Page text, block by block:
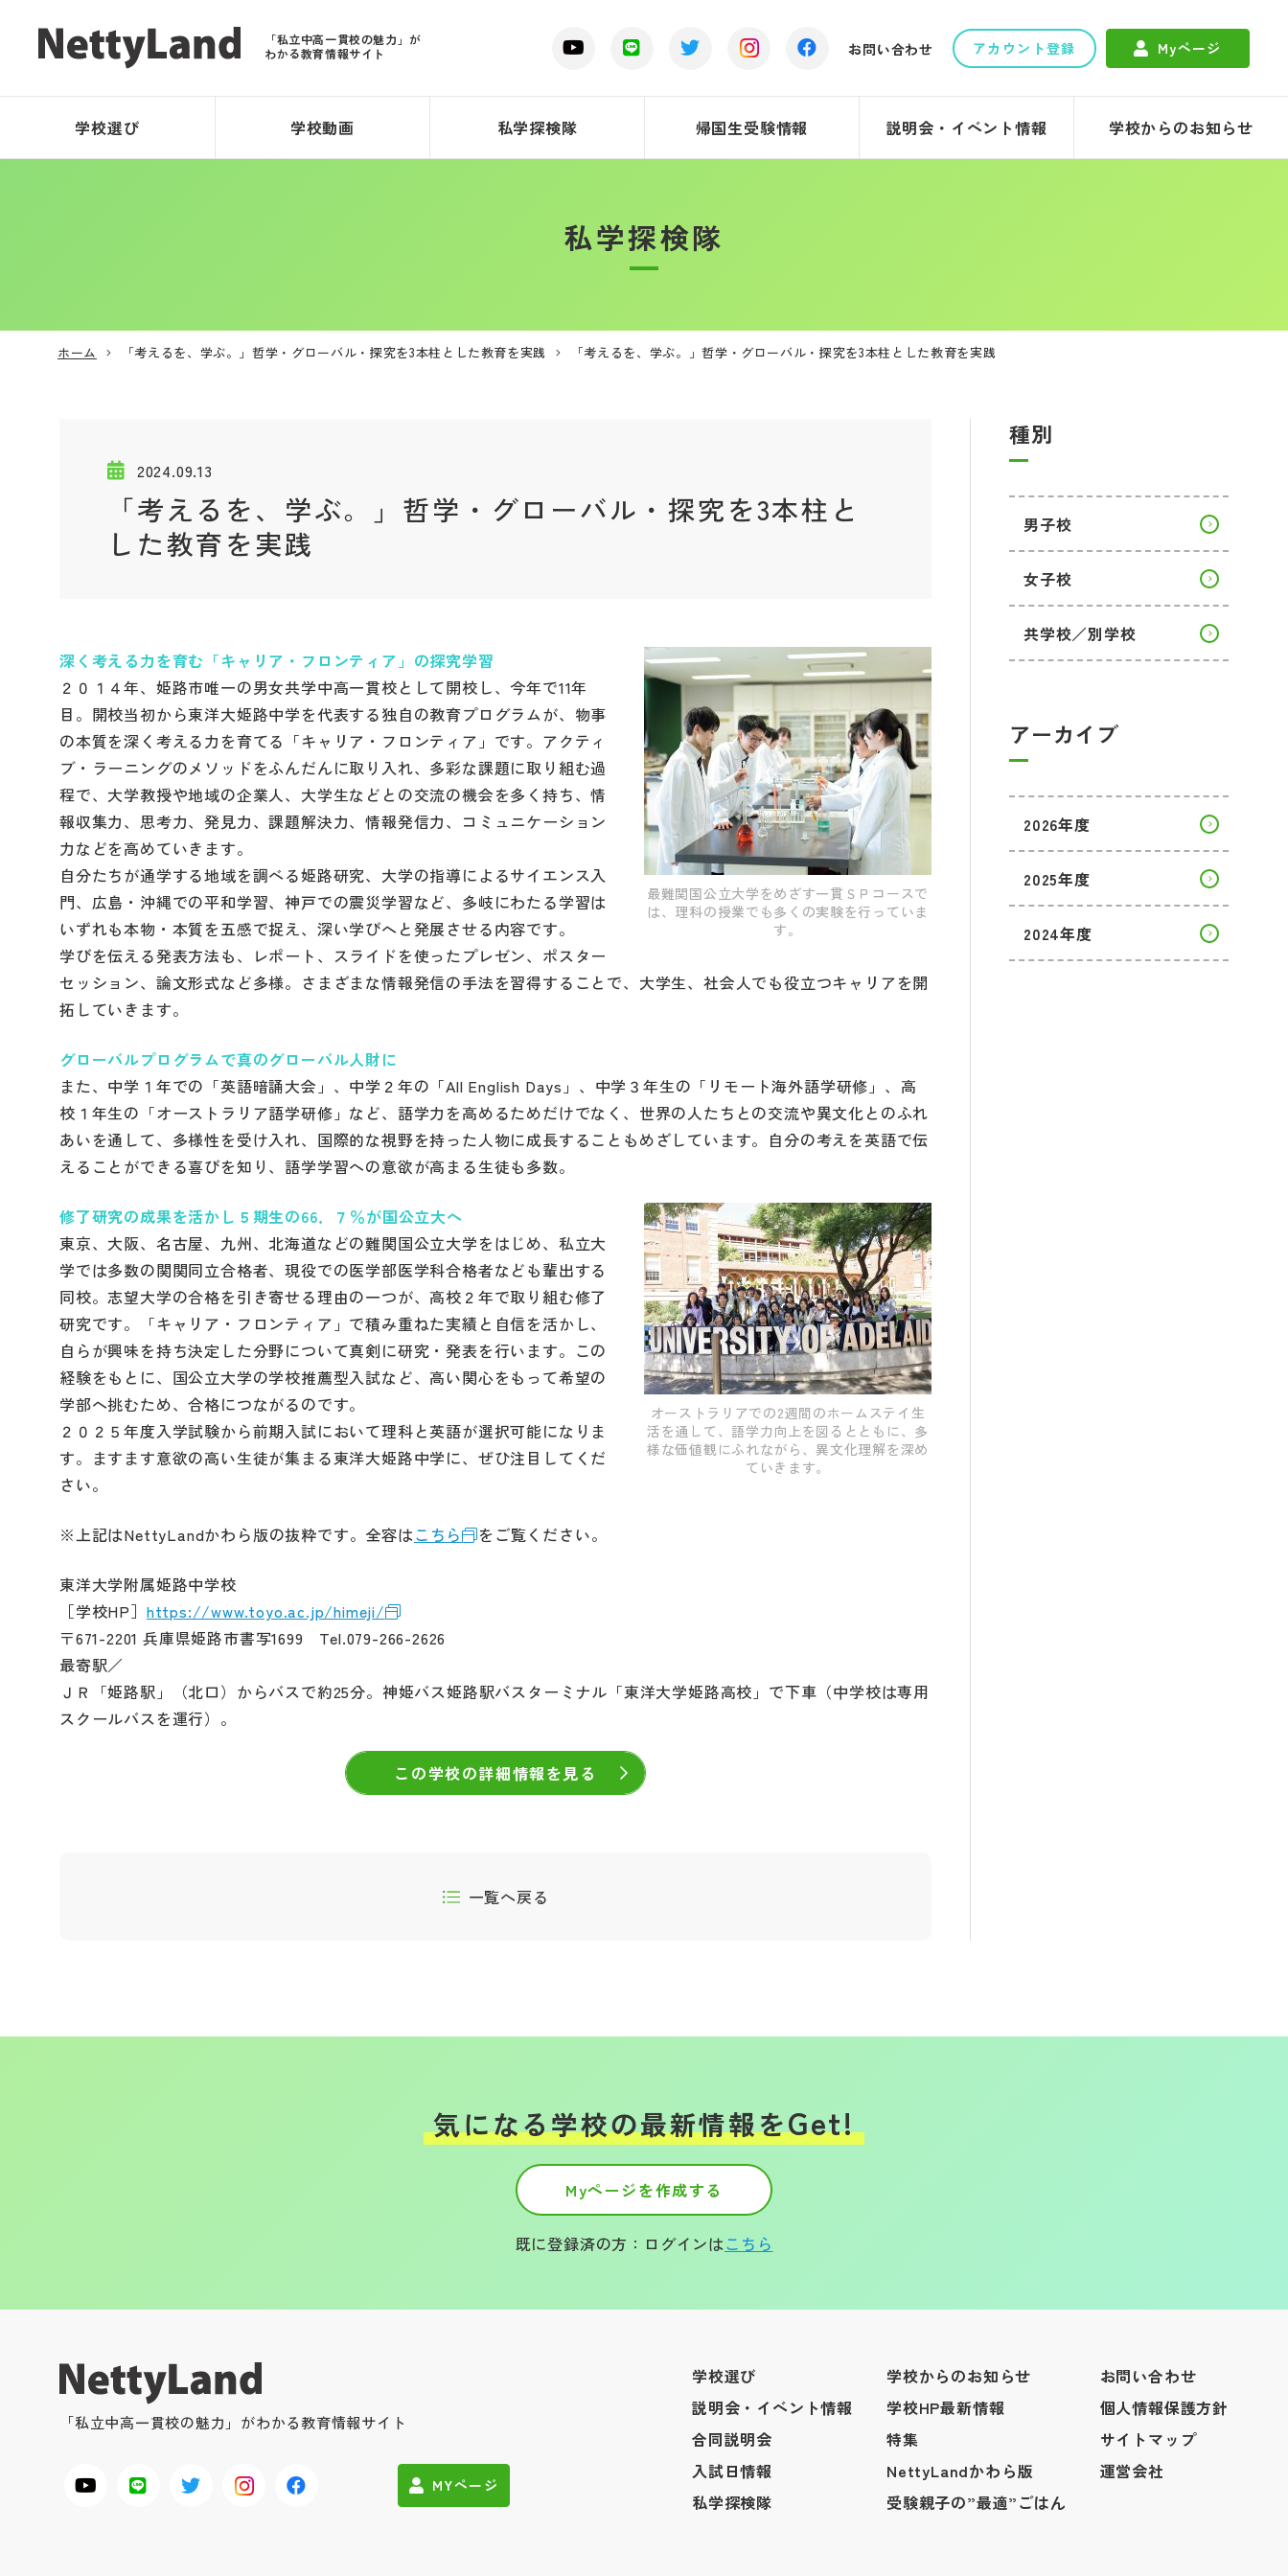
「私立中高一貫校の魅力」が
わかる教育情報サイト
お問い合わせ アカウント登録 Myページ
学校選び 学校動画 私学探検隊 帰国生受験情報 説明会・イベント情報 学校からのお知らせ
私学探検隊
ホーム 「考えるを、学ぶ。」哲学・グローバル・探究を3本柱とした教育を実践 「考えるを、学ぶ。」哲学・グローバル・探究を3本柱とした教育を実践
2024.09.13
「考えるを、学ぶ。」哲学・グローバル・探究を3本柱と
した教育を実践
最難関国公立大学をめざす一貫ＳＰコースで
は、理科の授業でも多くの実験を行っていま
す。
深く考える力を育む「キャリア・フロンティア」の探究学習
２０１４年、姫路市唯一の男女共学中高一貫校として開校し、今年で11年
目。開校当初から東洋大姫路中学を代表する独自の教育プログラムが、物事
の本質を深く考える力を育てる「キャリア・フロンティア」です。アクティ
ブ・ラーニングのメソッドをふんだんに取り入れ、多彩な課題に取り組む過
程で、大学教授や地域の企業人、大学生などとの交流の機会を多く持ち、情
報収集力、思考力、発見力、課題解決力、情報発信力、コミュニケーション
力などを高めていきます。
自分たちが通学する地域を調べる姫路研究、大学の指導によるサイエンス入
門、広島・沖縄での平和学習、神戸での震災学習など、多岐にわたる学習は
いずれも本物・本質を五感で捉え、深い学びへと発展させる内容です。
学びを伝える発表方法も、レポート、スライドを使ったプレゼン、ポスター
セッション、論文形式など多様。さまざまな情報発信の手法を習得することで、大学生、社会人でも役立つキャリアを開
拓していきます。
グローバルプログラムで真のグローバル人財に
また、中学１年での「英語暗誦大会」、中学２年の「All English Days」、中学３年生の「リモート海外語学研修」、高
校１年生の「オーストラリア語学研修」など、語学力を高めるためだけでなく、世界の人たちとの交流や異文化とのふれ
あいを通して、多様性を受け入れ、国際的な視野を持った人物に成長することもめざしています。自分の考えを英語で伝
えることができる喜びを知り、語学学習への意欲が高まる生徒も多数。
オーストラリアでの2週間のホームステイ生
活を通して、語学力向上を図るとともに、多
様な価値観にふれながら、異文化理解を深め
ていきます。
修了研究の成果を活かし ５期生の66．７％が国公立大へ
東京、大阪、名古屋、九州、北海道などの難関国公立大学をはじめ、私立大
学では多数の関関同立合格者、現役での医学部医学科合格者なども輩出する
同校。志望大学の合格を引き寄せる理由の一つが、高校２年で取り組む修了
研究です。「キャリア・フロンティア」で積み重ねた実績と自信を活かし、
自らが興味を持ち決定した分野について真剣に研究・発表を行います。この
経験をもとに、国公立大学の学校推薦型入試など、高い関心をもって希望の
学部へ挑むため、合格につながるのです。
２０２５年度入学試験から前期入試において理科と英語が選択可能になりま
す。ますます意欲の高い生徒が集まる東洋大姫路中学に、ぜひ注目してくだ
さい。
※上記はNettyLandかわら版の抜粋です。全容はこちら をご覧ください。
東洋大学附属姫路中学校
［学校HP］ https://www.toyo.ac.jp/himeji/
〒671-2201 兵庫県姫路市書写1699 Tel.079-266-2626
最寄駅／
ＪＲ「姫路駅」（北口）からバスで約25分。神姫バス姫路駅バスターミナル「東洋大学姫路高校」で下車（中学校は専用
スクールバスを運行）。
この学校の詳細情報を見る
一覧へ戻る
種別
男子校
女子校
共学校／別学校
アーカイブ
2026年度
2025年度
2024年度
気になる学校の最新情報をGet!
Myページを作成する
既に登録済の方：ログインはこちら
「私立中高一貫校の魅力」がわかる教育情報サイト
MYページ
学校選び
説明会・イベント情報
合同説明会
入試日情報
私学探検隊
学校からのお知らせ
学校HP最新情報
特集
NettyLandかわら版
受験親子の”最適”ごはん
お問い合わせ
個人情報保護方針
サイトマップ
運営会社